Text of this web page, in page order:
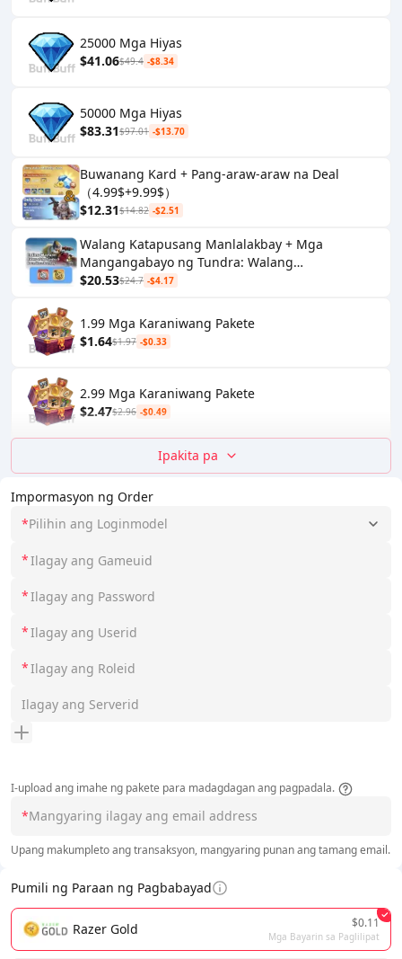
Impormasyon ng Order
*Pilihin ang Loginmodel
*
*
*
*
I-upload ang imahe ng pakete para madagdagan ang pagpadala.
*
Upang makumpleto ang transaksyon, mangyaring punan ang tamang email.
Pumili ng Paraan ng Pagbabayad
Razer Gold $0.11
Mga Bayarin sa Paglilipat
25000 Mga Hiyas
$41.06$49.4 -$8.34
50000 Mga Hiyas
$83.31$97.01 -$13.70
Buwanang Kard + Pang-araw-araw na Deal
（4.99$+9.99$）
$12.31$14.82 -$2.51
Walang Katapusang Manlalakbay + Mga
Mangangabayo ng Tundra: Walang
Hanggang Paglalakbay
$20.53$24.7 -$4.17
1.99 Mga Karaniwang Pakete
$1.64$1.97 -$0.33
2.99 Mga Karaniwang Pakete
$2.47$2.96 -$0.49
Ipakita pa